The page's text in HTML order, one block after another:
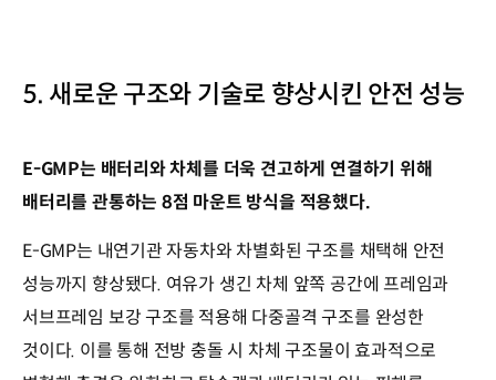
5. 새로운 구조와 기술로 향상시킨 안전 성능
E-GMP는 배터리와 차체를 더욱 견고하게 연결하기 위해
배터리를 관통하는 8점 마운트 방식을 적용했다.
E-GMP는 내연기관 자동차와 차별화된 구조를 채택해 안전
성능까지 향상됐다. 여유가 생긴 차체 앞쪽 공간에 프레임과
서브프레임 보강 구조를 적용해 다중골격 구조를 완성한
것이다. 이를 통해 전방 충돌 시 차체 구조물이 효과적으로